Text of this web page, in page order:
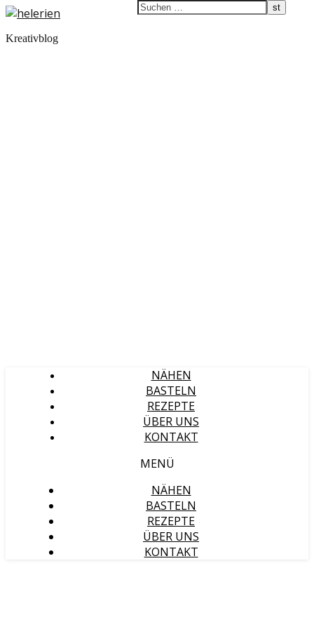
Kreativblog
NÄHEN
BASTELN
REZEPTE
ÜBER UNS
KONTAKT
MENÜ
NÄHEN
BASTELN
REZEPTE
ÜBER UNS
KONTAKT